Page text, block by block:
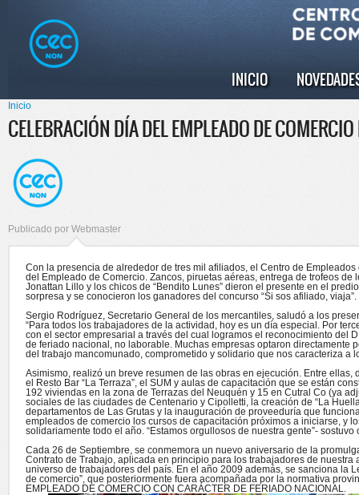
principal
Menú principal
INICIO
Se encuentra usted aquí
Inicio
CELEBRACIÓN DÍA DEL EMPLEADO DE
Publicado por Webmaster
Con la presencia de alrededor de tres mil afiliados, el Centro de
del Empleado de Comercio. Zancos, piruetas aéreas, entrega de trofeos de
Jonattan Lillo y los chicos de “Bendito Lunes” dieron el presente en el
sorpresa y se conocieron los ganadores del concurso “Si sos afiliado, viaja”.
Sergio Rodríguez, Secretario General de los mercantiles, saludó a los
“Para todos los trabajadores de la actividad, hoy es un día especial. Por
con el sector empresarial a través del cual logramos el reconocimiento del
de feriado nacional, no laborable. Muchas empresas optaron directamente
del trabajo mancomunado, comprometido y solidario que nos caracteriza a
Asimismo, realizó un breve resumen de las obras en ejecución. Entre ellas,
el Resto Bar “La Terraza”, el SUM y aulas de capacitación que se están
192 viviendas en la zona de Terrazas del Neuquén y 15 en Cutral Co (ya
sociales de las ciudades de Centenario y Cipolletti, la creación de “La
departamentos de Las Grutas y la inauguración de proveeduría que
empleados de comercio los cursos de capacitación próximos a iniciarse, y
solidariamente todo el año. “Estamos orgullosos de nuestra gente”-
Cada 26 de Septiembre, se conmemora un nuevo aniversario de la
Contrato de Trabajo, aplicada en principio para los trabajadores de
universo de trabajadores del país. En el año 2009 además, se sanciona la
de comercio”, que posteriormente fuera acompañada por la normativa
EMPLEADO DE COMERCIO CON CARÁCTER DE FERIADO NACIONAL.